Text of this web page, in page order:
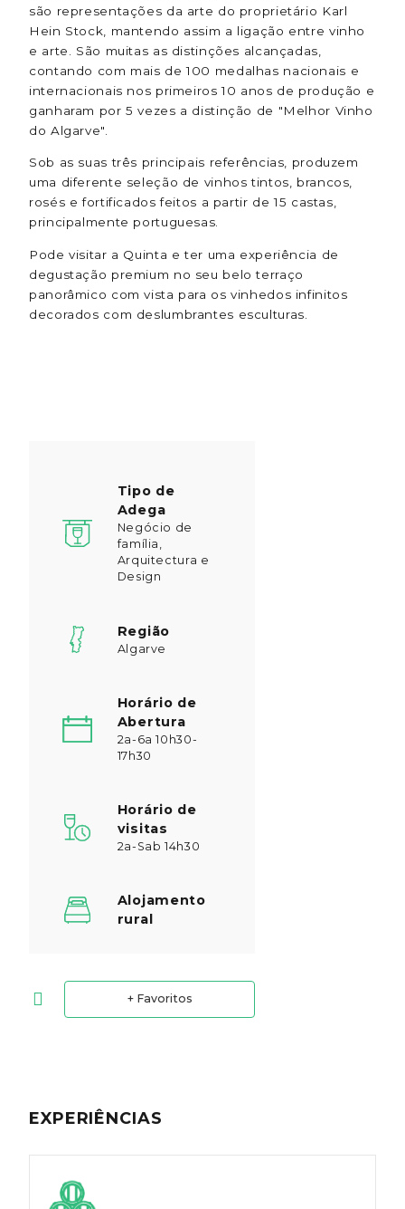
são representações da arte do proprietário Karl
Hein Stock, mantendo assim a ligação entre vinho
e arte. São muitas as distinções alcançadas,
contando com mais de 100 medalhas nacionais e
internacionais nos primeiros 10 anos de produção e
ganharam por 5 vezes a distinção de "Melhor Vinho
do Algarve".
Sob as suas três principais referências, produzem
uma diferente seleção de vinhos tintos, brancos,
rosés e fortificados feitos a partir de 15 castas,
principalmente portuguesas.
Pode visitar a Quinta e ter uma experiência de
degustação premium no seu belo terraço
panorâmico com vista para os vinhedos infinitos
decorados com deslumbrantes esculturas.
Tipo de
Adega
Negócio de
família,
Arquitectura e
Design
Região
Algarve
Horário de
Abertura
2a-6a 10h30-
17h30
Horário de
visitas
2a-Sab 14h30
Alojamento
rural
+ Favoritos
EXPERIÊNCIAS